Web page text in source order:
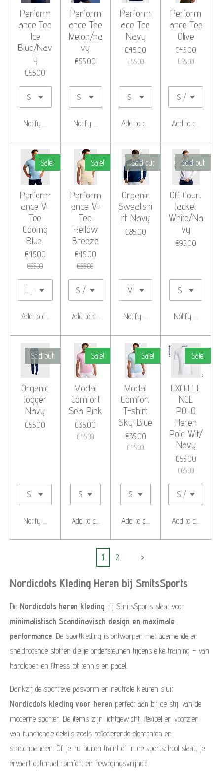
Perform
ance Tee
Ice
Blue/Nav
y
€55.00
Notify me when available
Perform
ance Tee
Melon/na
vy
€55.00
Notify me when available
Perform
ace Tee
Navy
€45.00
€55.00
Add to cart
Perform
ance Tee
Olive
€45.00
€55.00
Add to cart
Sale!
Perform
ance V-
Tee
Cooling
Blue,
€45.00
€55.00
Add to cart
Sale!
Perform
ance V-
Tee
Yellow
Breeze
€45.00
€55.00
Add to cart
Sold out
Organic
Sweatshi
rt Navy
€85.00
Notify me when available
Sold out
Off Court
Jacket
White/Na
vy
€95.00
Notify me
Sold out
Organic
Jogger
Navy
€55.00
Notify me when available
Sale!
Modal
Comfort
Sea Pink
€35.00
€45.00
Add to cart
Sale!
Modal
Comfort
T-shirt
Sky-Blue
€35.00
€45.00
Add to cart
Sale!
EXCELLE
NCE
POLO
Heren
Polo Wit/
Navy
€55.00
€65.00
Add to cart
1 2
Nordicdots Kleding Heren bij SmitsSports
De Nordicdots heren kleding bij SmitsSports staat voor
minimalistisch Scandinavisch design en maximale
performance. De sportkleding is ontworpen met ademende en
sneldrogende stoffen die je ondersteunen tijdens elke training – van
hardlopen en fitness tot tennis en padel.
Dankzij de sportieve pasvorm en neutrale kleuren sluit
Nordicdots kleding voor heren perfect aan bij de stijl van de
moderne sporter. De items zijn lichtgewicht, flexibel en voorzien
van functionele details zoals reflecterende elementen en
stretchpanelen. Of je nu buiten traint of in de sportschool staat, je
ervaart optimaal comfort en bewegingsvrijheid.